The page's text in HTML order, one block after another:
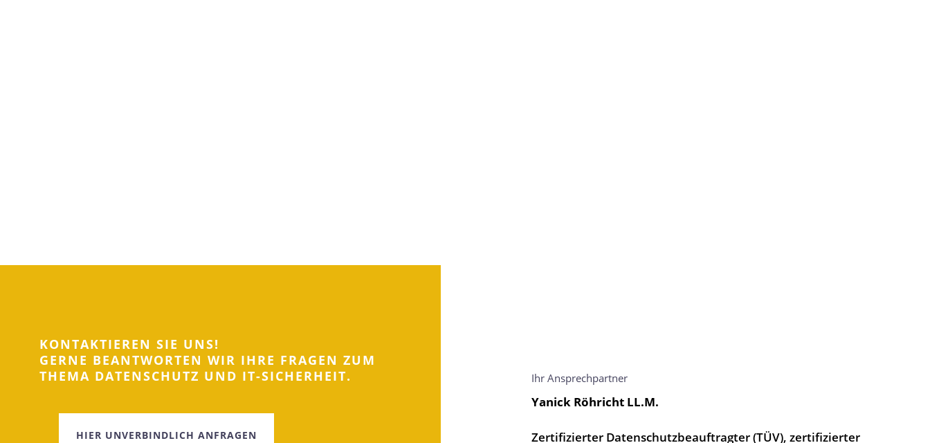
KONTAKTIEREN SIE UNS!
GERNE BEANTWORTEN WIR IHRE FRAGEN ZUM
THEMA DATENSCHUTZ UND IT-SICHERHEIT.
HIER UNVERBINDLICH ANFRAGEN
Ihr Ansprechpartner
Yanick Röhricht LL.M.
Zertifizierter Datenschutzbeauftragter (TÜV), zertifizierter